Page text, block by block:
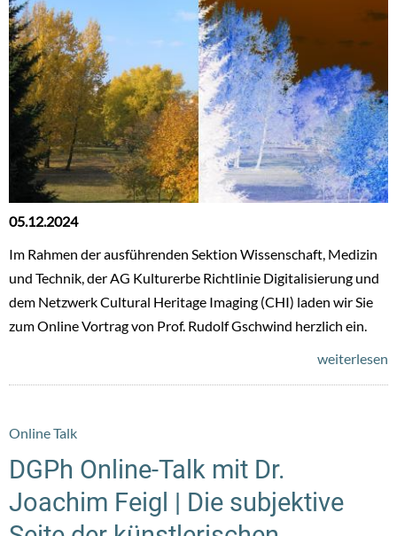
05.12.2024
Im Rahmen der ausführenden Sektion Wissenschaft, Medizin
und Technik, der AG Kulturerbe Richtlinie Digitalisierung und
dem Netzwerk Cultural Heritage Imaging (CHI) laden wir Sie
zum Online Vortrag von Prof. Rudolf Gschwind herzlich ein.
weiterlesen
Online Talk
DGPh Online-Talk mit Dr.
Joachim Feigl | Die subjektive